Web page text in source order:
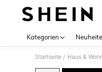
Kategorien
Startseite / Haus &